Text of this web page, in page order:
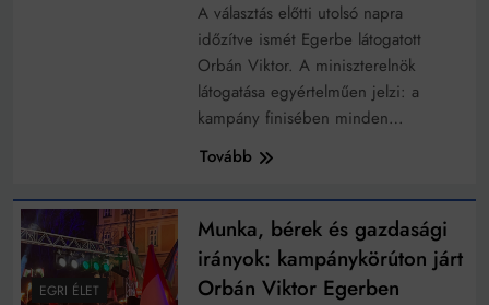
A választás előtti utolsó napra
időzítve ismét Egerbe látogatott
Orbán Viktor. A miniszterelnök
látogatása egyértelműen jelzi: a
kampány finisében minden…
Tovább
EGRI ÉLET
Munka, bérek és gazdasági
irányok: kampánykörúton járt
Orbán Viktor Egerben